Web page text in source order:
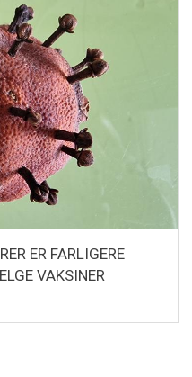
ER FARLIGERE
VAKSINER